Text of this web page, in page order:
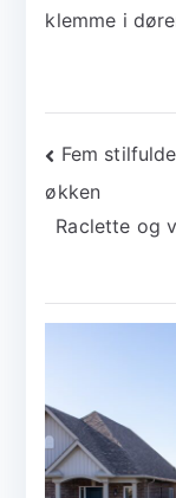
klemme i
Fem
økken
Raclette og